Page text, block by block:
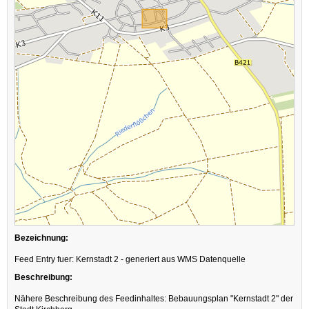
Bezeichnung:
Feed Entry fuer: Kernstadt 2 - generiert aus WMS Datenquelle
Beschreibung:
Nähere Beschreibung des Feedinhaltes: Bebauungsplan "Kernstadt 2" der